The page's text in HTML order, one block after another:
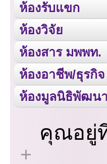
ห้องรับแขก
ห้องวิจัย
ห้องสาร มพพท.
ห้องอาชีพ/ธุรกิจ
ห้องมูลนิธิพัฒน
คุณอยู่